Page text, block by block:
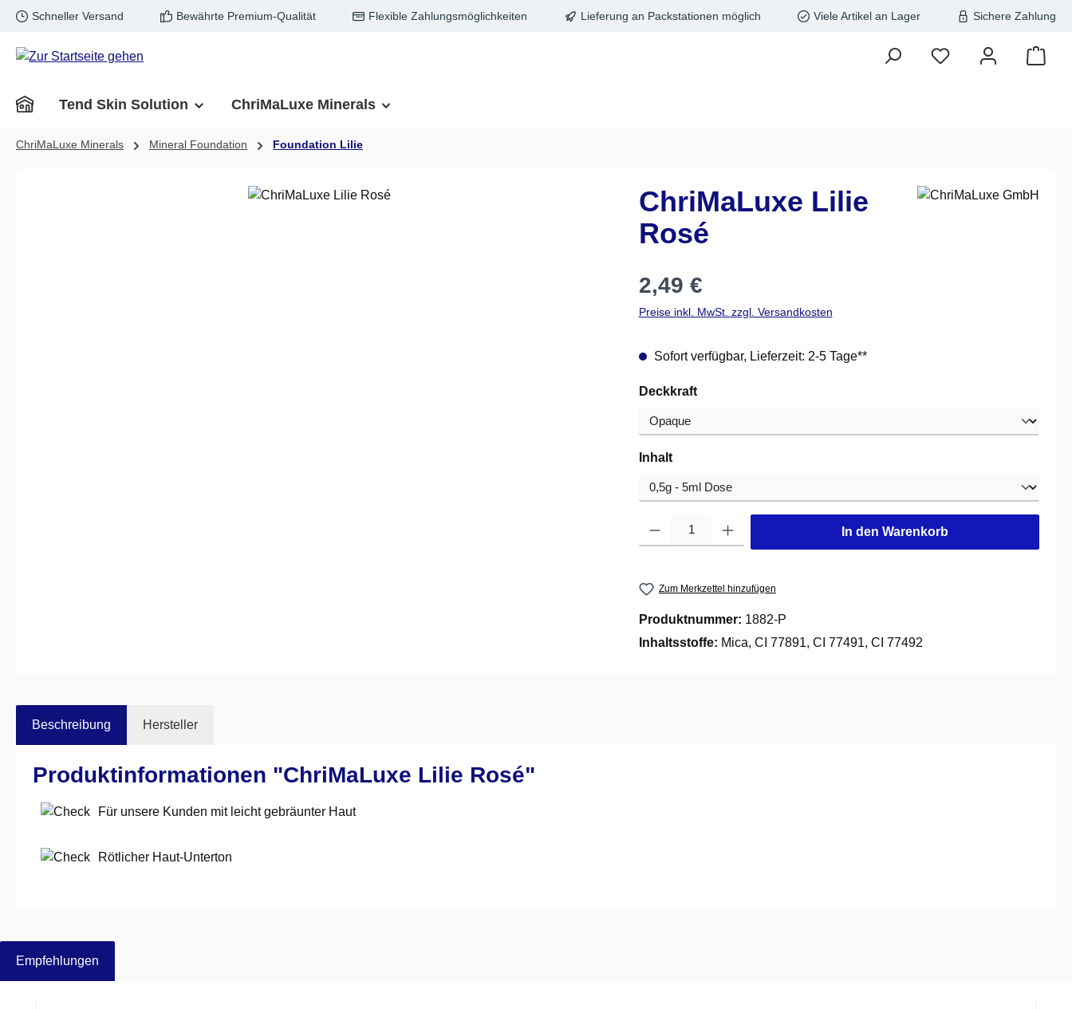
Hauptinhalt springen
Zur Suche springen
Zur Hauptnavigation springen
Schneller Versand Bewährte Premium-Qualität Flexible Zahlungsmöglichkeiten Lieferung an Packstationen möglich Viele Artikel an Lager Sichere Zahlung
Tend Skin Solution ChriMaLuxe Minerals
ChriMaLuxe Minerals Mineral Foundation Foundation Lilie
ChriMaLuxe Lilie
Rosé
Regulärer Preis:
2,49 €
Preise inkl. MwSt. zzgl. Versandkosten
Sofort verfügbar, Lieferzeit: 2-5 Tage**
Deckkraftauswählen
Inhaltauswählen
In den Warenkorb
Zum Merkzettel hinzufügen
Produktnummer: 1882-P
Inhaltsstoffe: Mica, CI 77891, CI 77491, CI 77492
Beschreibung Hersteller
Produktinformationen "ChriMaLuxe Lilie Rosé"
Für unsere Kunden mit leicht gebräunter Haut
Rötlicher Haut-Unterton
Empfehlungen